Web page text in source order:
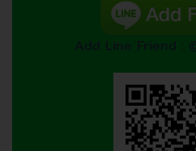
Add Line Friend :